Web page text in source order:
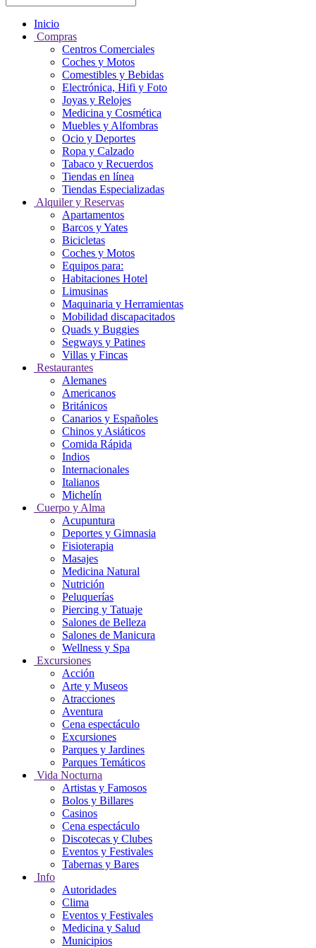
Inicio
Compras
Centros Comerciales
Coches y Motos
Comestibles y Bebidas
Electrónica, Hifi y Foto
Joyas y Relojes
Medicina y Cosmética
Muebles y Alfombras
Ocio y Deportes
Ropa y Calzado
Tabaco y Recuerdos
Tiendas en línea
Tiendas Especializadas
Alquiler y Reservas
Apartamentos
Barcos y Yates
Bicicletas
Coches y Motos
Equipos para:
Habitaciones Hotel
Limusinas
Maquinaria y Herramientas
Mobilidad discapacitados
Quads y Buggies
Segways y Patines
Villas y Fincas
Restaurantes
Alemanes
Americanos
Británicos
Canarios y Españoles
Chinos y Asiáticos
Comida Rápida
Indios
Internacionales
Italianos
Michelín
Cuerpo y Alma
Acupuntura
Deportes y Gimnasia
Fisioterapia
Masajes
Medicina Natural
Nutrición
Peluquerías
Piercing y Tatuaje
Salones de Belleza
Salones de Manicura
Wellness y Spa
Excursiones
Acción
Arte y Museos
Atracciones
Aventura
Cena espectáculo
Excursiones
Parques y Jardines
Parques Temáticos
Vida Nocturna
Artistas y Famosos
Bolos y Billares
Casinos
Cena espectáculo
Discotecas y Clubes
Eventos y Festivales
Tabernas y Bares
Info
Autoridades
Clima
Eventos y Festivales
Medicina y Salud
Municipios